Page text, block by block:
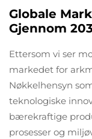
Globale
Gjennom
Ettersom vi ser
markedet for
Nøkkelhensyn
teknologiske
bærekraftige
prosesser og